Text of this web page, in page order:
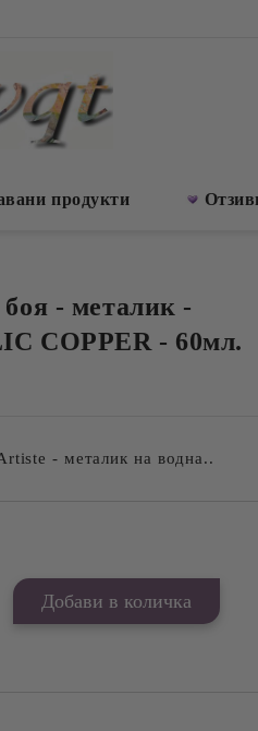
продукти
- металик -
COPPER - 60мл.
- металик на водна..